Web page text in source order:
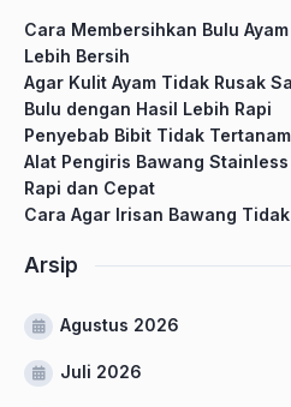
Cara Membersihkan Bulu
Lebih Bersih
Agar Kulit Ayam Tidak Rusak
Bulu dengan Hasil Lebih Rapi
Penyebab Bibit Tidak
Alat Pengiris Bawang
Rapi dan Cepat
Cara Agar Irisan Bawang
Arsip
Agustus 2026
Juli 2026